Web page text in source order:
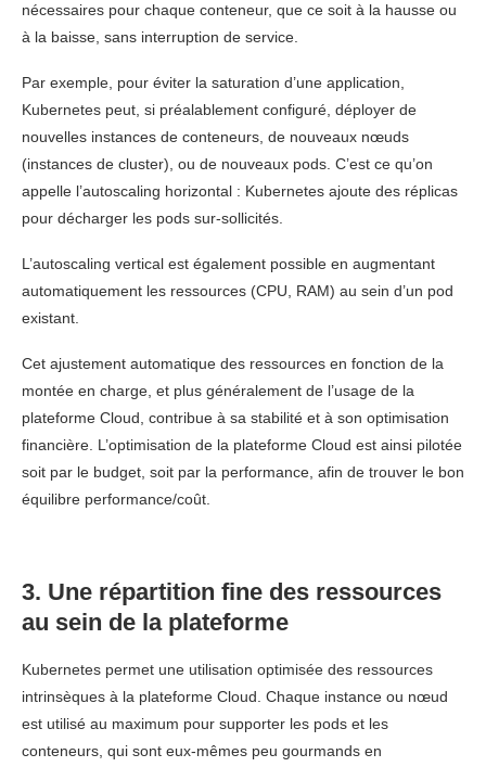
nécessaires pour chaque conteneur, que ce soit à la hausse ou
à la baisse, sans interruption de service.
Par exemple, pour éviter la saturation d’une application,
Kubernetes peut, si préalablement configuré, déployer de
nouvelles instances de conteneurs, de nouveaux nœuds
(instances de cluster), ou de nouveaux pods. C’est ce qu’on
appelle l’autoscaling horizontal : Kubernetes ajoute des réplicas
pour décharger les pods sur-sollicités.
L’autoscaling vertical est également possible en augmentant
automatiquement les ressources (CPU, RAM) au sein d’un pod
existant.
Cet ajustement automatique des ressources en fonction de la
montée en charge, et plus généralement de l’usage de la
plateforme Cloud, contribue à sa stabilité et à son optimisation
financière. L’optimisation de la plateforme Cloud est ainsi pilotée
soit par le budget, soit par la performance, afin de trouver le bon
équilibre performance/coût.
3. Une répartition fine des ressources
au sein de la plateforme
Kubernetes permet une utilisation optimisée des ressources
intrinsèques à la plateforme Cloud. Chaque instance ou nœud
est utilisé au maximum pour supporter les pods et les
conteneurs, qui sont eux-mêmes peu gourmands en